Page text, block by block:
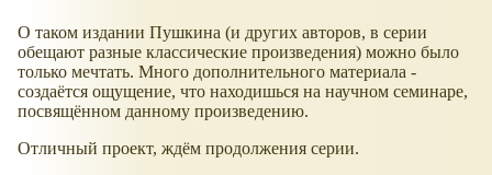
О таком издании Пушкина (и других авторов, в серии
обещают разные классические произведения) можно было
только мечтать. Много дополнительного материала -
создаётся ощущение, что находишься на научном семинаре,
посвящённом данному произведению.
Отличный проект, ждём продолжения серии.